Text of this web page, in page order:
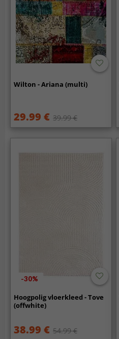
Wilton - Ariana (multi)
29.99 € 39.99 €
-30%
Hoogpolig vloerkleed - Tove
(offwhite)
38.99 € 54.99 €